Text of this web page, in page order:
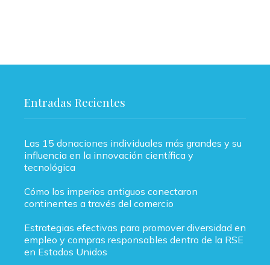
Entradas Recientes
Las 15 donaciones individuales más grandes y su
influencia en la innovación científica y
tecnológica
Cómo los imperios antiguos conectaron
continentes a través del comercio
Estrategias efectivas para promover diversidad en
empleo y compras responsables dentro de la RSE
en Estados Unidos